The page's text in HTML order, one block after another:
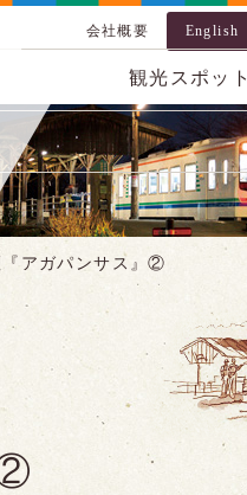
会社概要 English
観光スポット
『アガパンサス』②